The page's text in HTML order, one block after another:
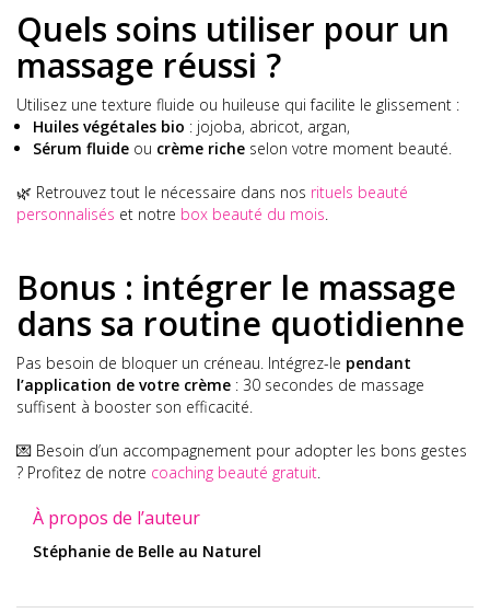
Quels soins utiliser pour un
massage réussi ?
Utilisez une texture fluide ou huileuse qui facilite le glissement :
Huiles végétales bio : jojoba, abricot, argan,
Sérum fluide ou crème riche selon votre moment beauté.
🌿 Retrouvez tout le nécessaire dans nos rituels beauté
personnalisés et notre box beauté du mois
Bonus : intégrer le massage
dans sa routine quotidienne
Pas besoin de bloquer un créneau. Intégrez-le pendant
l’application de votre crème : 30 secondes de massage
suffisent à booster son efficacité.
💌 Besoin d’un accompagnement pour adopter les bons gestes
? Profitez de notre coaching beauté gratuit
À propos de l’auteur
Stéphanie de Belle au Naturel